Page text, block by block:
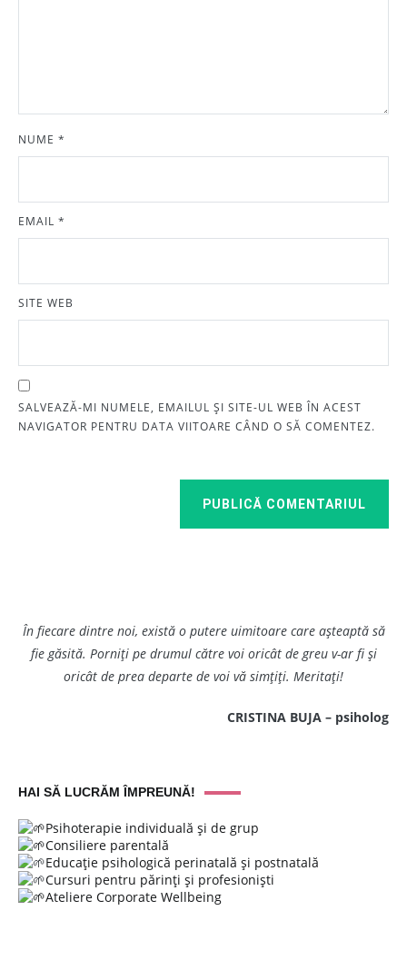
NUME *
EMAIL *
SITE WEB
SALVEAZĂ-MI NUMELE, EMAILUL ȘI SITE-UL WEB ÎN ACEST
NAVIGATOR PENTRU DATA VIITOARE CÂND O SĂ COMENTEZ.
PUBLICĂ COMENTARIUL
În fiecare dintre noi, există o putere uimitoare care așteaptă să
fie găsită. Porniți pe drumul către voi oricât de greu v-ar fi și
oricât de prea departe de voi vă simțiți. Meritați!
CRISTINA BUJA – psiholog
HAI SĂ LUCRĂM ÎMPREUNĂ!
Psihoterapie individuală și de grup
Consiliere parentală
Educație psihologică perinatală și postnatală
Cursuri pentru părinți și profesioniști
Ateliere Corporate Wellbeing